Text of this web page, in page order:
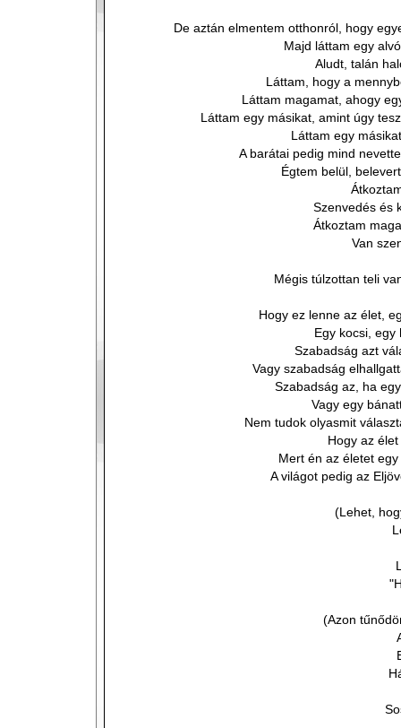
De aztán elmentem otthonról, hogy
Majd láttam egy
Aludt, talán
Láttam, hogy a
Láttam magamat, ahogy
Láttam egy másikat, amint úgy
Láttam egy
A barátai pedig mind
Égtem belül,
Szenvedés és
Átkoztam
Van
Mégis túlzottan teli
Hogy ez lenne az élet,
Egy kocsi, egy
Szabadság azt
Vagy szabadság
Szabadság az, ha
Vagy egy
Nem tudok olyasmit
Hogy az
Mert én az életet
A világot pedig az
(Lehet,
(Azon